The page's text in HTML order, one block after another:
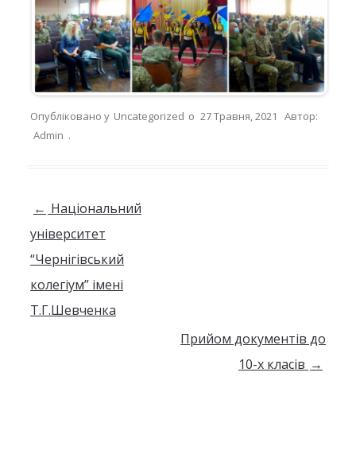
Опубліковано у Uncategorized о 27 Травня, 2021
Автор:
Admin .
Навігація по запису
← Національний
університет
“Чернігівський
колегіум” імені
Т.Г.Шевченка
Прийом документів до
10-х класів →